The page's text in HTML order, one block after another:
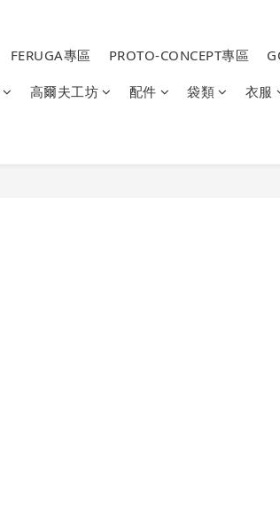
FERUGA專區 PROTO-CONCEPT專區
高爾夫工坊 配件 袋類 衣服